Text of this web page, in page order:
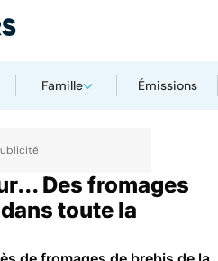
Famille Émissions
Des fromages
toute la